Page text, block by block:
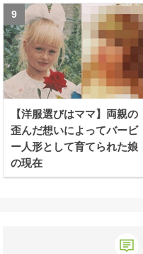
【洋服選びはママ】両親の
歪んだ想いによってバービ
ー人形として育てられた娘
の現在